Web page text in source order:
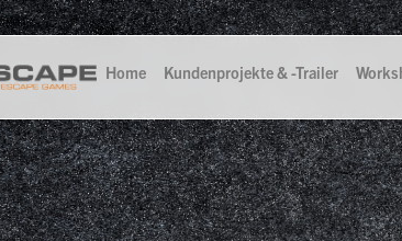
Home Kundenprojekte & -Trailer